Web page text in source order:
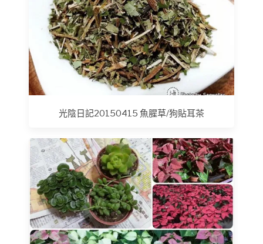
光陰日記20150415 魚腥草/狗貼耳茶